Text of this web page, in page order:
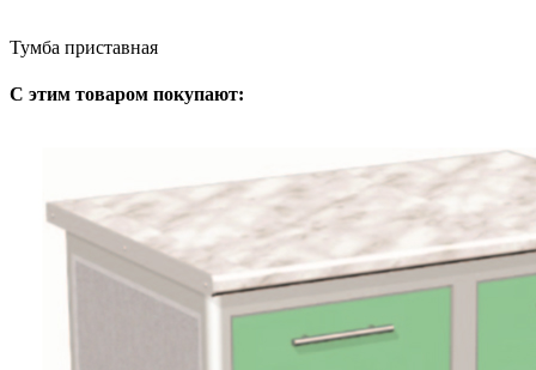
Тумба приставная
С этим товаром покупают: